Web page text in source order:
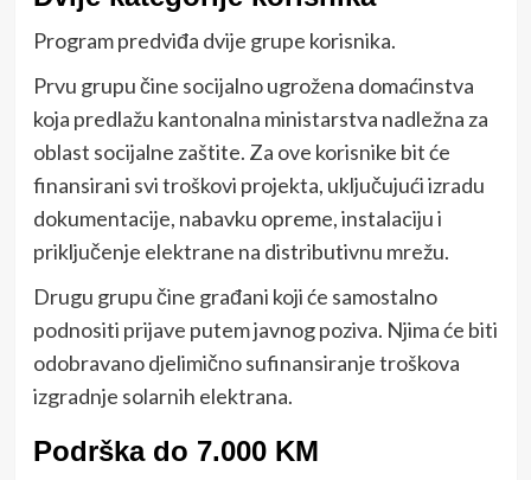
Program predviđa dvije grupe korisnika.
Prvu grupu čine socijalno ugrožena domaćinstva
koja predlažu kantonalna ministarstva nadležna za
oblast socijalne zaštite. Za ove korisnike bit će
finansirani svi troškovi projekta, uključujući izradu
dokumentacije, nabavku opreme, instalaciju i
priključenje elektrane na distributivnu mrežu.
Drugu grupu čine građani koji će samostalno
podnositi prijave putem javnog poziva. Njima će biti
odobravano djelimično sufinansiranje troškova
izgradnje solarnih elektrana.
Podrška do 7.000 KM